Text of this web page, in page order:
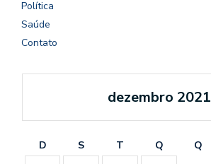
Política
Saúde
Contato
dezembro 2021
D S T Q Q